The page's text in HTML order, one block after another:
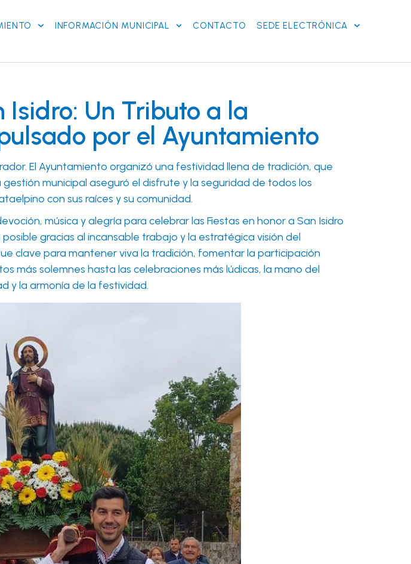
INFORMACIÓN MUNICIPAL CONTACTO SEDE ELECTRÓNICA
Isidro: Un Tributo a la
por el Ayuntamiento
El Ayuntamiento organizó una festividad llena de tradición, que
municipal aseguró el disfrute y la seguridad de todos los
con sus raíces y su comunidad.
música y alegría para celebrar las Fiestas en honor a San Isidro
gracias al incansable trabajo y la estratégica visión del
clave para mantener viva la tradición, fomentar la participación
más solemnes hasta las celebraciones más lúdicas, la mano del
y la armonía de la festividad.